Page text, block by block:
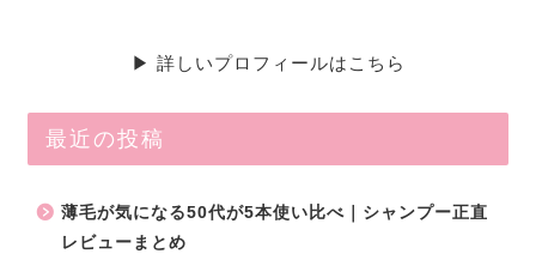
▶ 詳しいプロフィールはこちら
最近の投稿
薄毛が気になる50代が5本使い比べ｜シャンプー正直
レビューまとめ